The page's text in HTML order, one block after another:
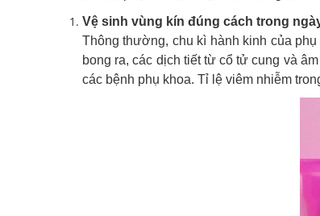
Vệ sinh vùng kín đúng cách trong
Thông thường, chu kì hành kinh của
bong ra, các dịch tiết từ cổ tử cung và
các bệnh phụ khoa. Tỉ lệ viêm nhiễm